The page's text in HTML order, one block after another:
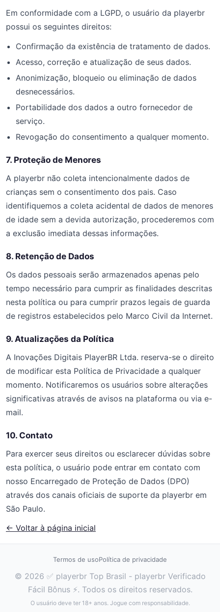
Em conformidade com a LGPD, o usuário da playerbr
possui os seguintes direitos:
Confirmação da existência de tratamento de dados.
Acesso, correção e atualização de seus dados.
Anonimização, bloqueio ou eliminação de dados
desnecessários.
Portabilidade dos dados a outro fornecedor de
serviço.
Revogação do consentimento a qualquer momento.
7. Proteção de Menores
A playerbr não coleta intencionalmente dados de
crianças sem o consentimento dos pais. Caso
identifiquemos a coleta acidental de dados de menores
de idade sem a devida autorização, procederemos com
a exclusão imediata dessas informações.
8. Retenção de Dados
Os dados pessoais serão armazenados apenas pelo
tempo necessário para cumprir as finalidades descritas
nesta política ou para cumprir prazos legais de guarda
de registros estabelecidos pelo Marco Civil da Internet.
9. Atualizações da Política
A Inovações Digitais PlayerBR Ltda. reserva-se o direito
de modificar esta Política de Privacidade a qualquer
momento. Notificaremos os usuários sobre alterações
significativas através de avisos na plataforma ou via e-
mail.
10. Contato
Para exercer seus direitos ou esclarecer dúvidas sobre
esta política, o usuário pode entrar em contato com
nosso Encarregado de Proteção de Dados (DPO)
através dos canais oficiais de suporte da playerbr em
São Paulo.
← Voltar à página inicial
Termos de usoPolítica de privacidade
© 2026 ✅ playerbr Top Brasil - playerbr Verificado
Fácil Bônus ⚡. Todos os direitos reservados.
O usuário deve ter 18+ anos. Jogue com responsabilidade.